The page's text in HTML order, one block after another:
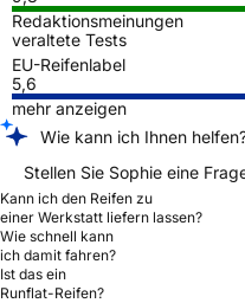
Redaktionsmeinungen
veraltete Tests
EU-Reifenlabel
5,6
mehr anzeigen
Wie kann ich Ihnen
Stellen Sie Sophie eine
Kann ich den Reifen zu
einer Werkstatt liefern lassen?
Wie schnell kann
ich damit fahren?
Ist das ein
Runflat-Reifen?